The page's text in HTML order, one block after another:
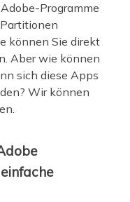
Programme
können Sie direkt
Aber wie können
sich diese Apps
Wir können